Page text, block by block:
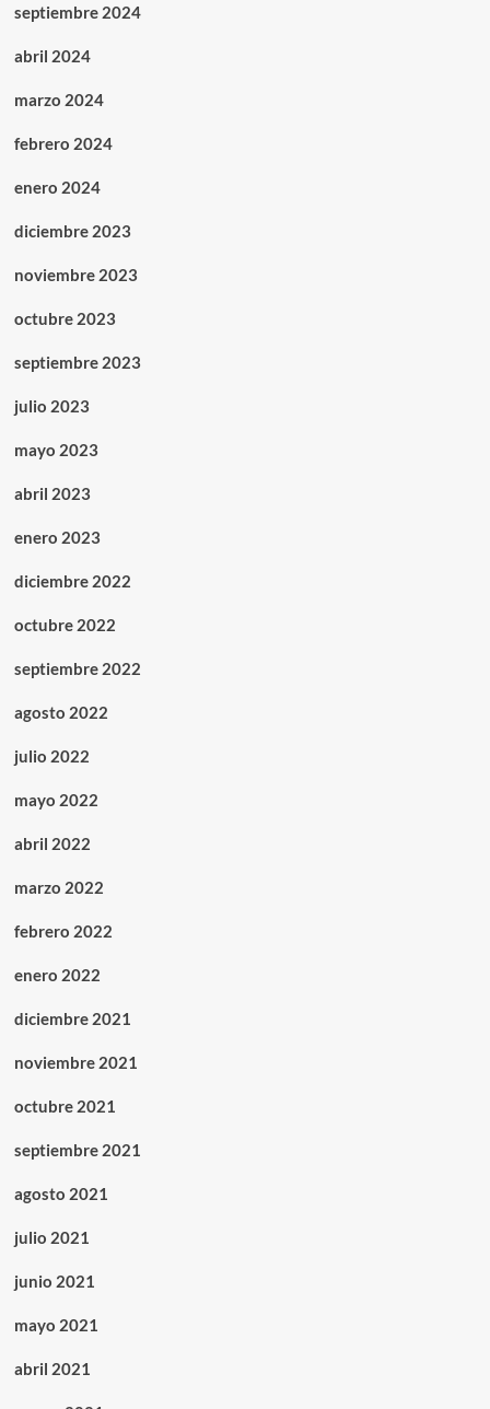
septiembre 2024
abril 2024
marzo 2024
febrero 2024
enero 2024
diciembre 2023
noviembre 2023
octubre 2023
septiembre 2023
julio 2023
mayo 2023
abril 2023
enero 2023
diciembre 2022
octubre 2022
septiembre 2022
agosto 2022
julio 2022
mayo 2022
abril 2022
marzo 2022
febrero 2022
enero 2022
diciembre 2021
noviembre 2021
octubre 2021
septiembre 2021
agosto 2021
julio 2021
junio 2021
mayo 2021
abril 2021